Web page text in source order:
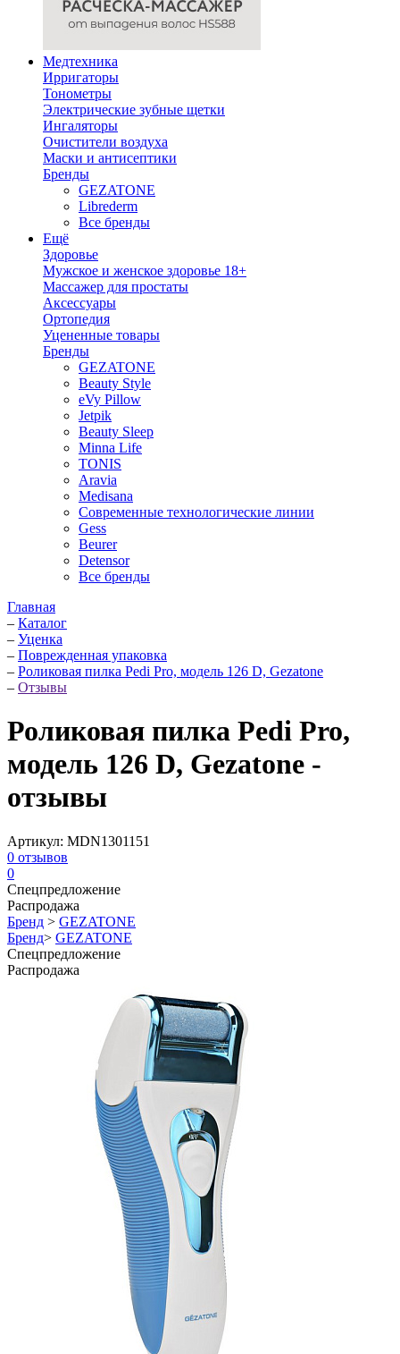
Медтехника
Ирригаторы
Тонометры
Электрические зубные щетки
Ингаляторы
Очистители воздуха
Маски и антисептики
Бренды
GEZATONE
Librederm
Все бренды
Ещё
Здоровье
Мужское и женское здоровье 18+
Массажер для простаты
Аксессуары
Ортопедия
Уцененные товары
Бренды
GEZATONE
Beauty Style
eVy Pillow
Jetpik
Beauty Sleep
Minna Life
TONIS
Aravia
Medisana
Современные технологические линии
Gess
Beurer
Detensor
Все бренды
Главная
– Каталог
– Уценка
– Поврежденная упаковка
– Роликовая пилка Pedi Pro, модель 126 D, Gezatone
– Отзывы
Роликовая пилка Pedi Pro,
модель 126 D, Gezatone -
отзывы
Артикул: MDN1301151
0 отзывов
0
Спецпредложение
Распродажа
Бренд > GEZATONE
Бренд> GEZATONE
Спецпредложение
Распродажа